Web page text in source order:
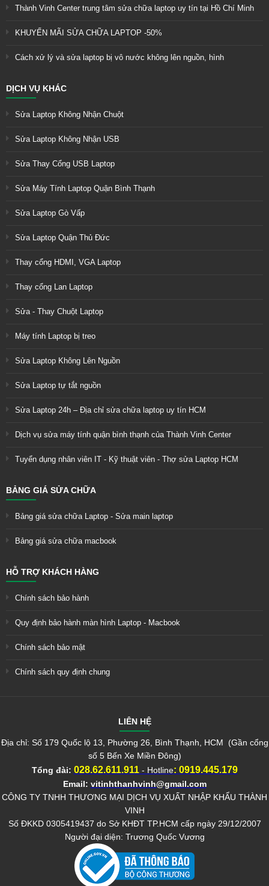
Thành Vinh Center trung tâm sửa chữa laptop uy tín tại Hồ Chí Minh
KHUYẾN MÃI SỬA CHỮA LAPTOP -50%
Cách xử lý và sửa laptop bị vô nước không lên nguồn, hình
DỊCH VỤ KHÁC
Sửa Laptop Không Nhận Chuột
Sửa Laptop Không Nhận USB
Sửa Thay Cổng USB Laptop
Sửa Máy Tính Laptop Quận Bình Thạnh
Sửa Laptop Gò Vấp
Sửa Laptop Quận Thủ Đức
Thay cổng HDMI, VGA Laptop
Thay cổng Lan Laptop
Sửa - Thay Chuột Laptop
Máy tính Laptop bị treo
Sửa Laptop Không Lên Nguồn
Sửa Laptop tự tắt nguồn
Sửa Laptop 24h – Địa chỉ sửa chữa laptop uy tín HCM
Dịch vụ sửa máy tính quận bình thạnh của Thành Vinh Center
Tuyển dụng nhân viên IT - Kỹ thuật viên - Thợ sửa Laptop HCM
BẢNG GIÁ SỬA CHỮA
Bảng giá sửa chữa Laptop - Sửa main laptop
Bảng giá sửa chữa macbook
HỖ TRỢ KHÁCH HÀNG
Chính sách bảo hành
Quy định bảo hành màn hình Laptop - Macbook
Chính sách bảo mật
Chính sách quy định chung
LIÊN HỆ
Địa chỉ: Số 179 Quốc lộ 13, Phường 26, Bình Thạnh, HCM (Gần cổng
số 5 Bến Xe Miền Đông)
Tổng đài: 028.62.611.911 - Hotline: 0919.445.179
Email: vitinhthanhvinh@gmail.com
CÔNG TY TNHH THƯƠNG MẠI DỊCH VỤ XUẤT NHẬP KHẨU THÀNH
VINH
Số ĐKKD 0305419437 do Sở KHĐT TP.HCM cấp ngày 29/12/2007
Người đại diện: Trương Quốc Vương